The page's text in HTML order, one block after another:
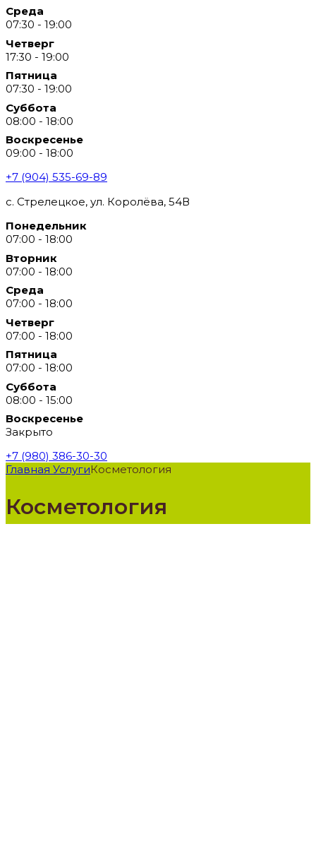
Среда
07:30 - 19:00
Четверг
17:30 - 19:00
Пятница
07:30 - 19:00
Суббота
08:00 - 18:00
Воскресенье
09:00 - 18:00
+7 (904) 535-69-89
с. Стрелецкое, ул. Королёва, 54В
Понедельник
07:00 - 18:00
Вторник
07:00 - 18:00
Среда
07:00 - 18:00
Четверг
07:00 - 18:00
Пятница
07:00 - 18:00
Суббота
08:00 - 15:00
Воскресенье
Закрыто
+7 (980) 386-30-30
Главная УслугиКосметология
Косметология